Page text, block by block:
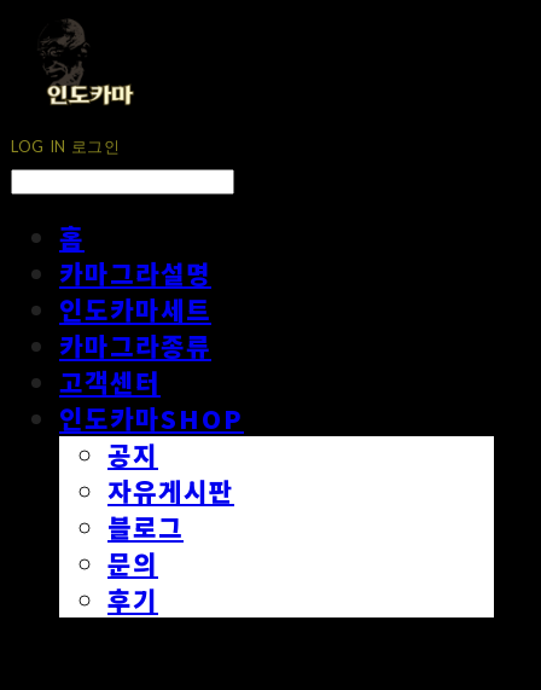
LOG IN 로그인
홈
카마그라설명
인도카마세트
카마그라종류
고객센터
인도카마SHOP
공지
자유게시판
블로그
문의
후기